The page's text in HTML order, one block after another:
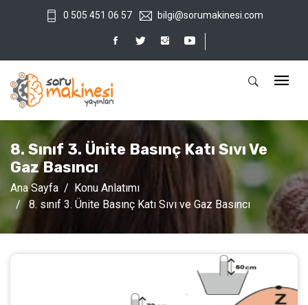
0 505 451 06 57 bilgi@sorumakinesi.com
8. Sınıf 3. Ünite Basınç Katı Sıvı Ve
Gaz Basıncı
Ana Sayfa
Konu Anlatımı
8. sınıf 3. Ünite Basınç Katı Sıvı ve Gaz Basıncı